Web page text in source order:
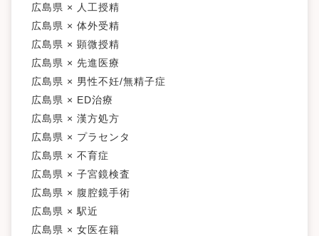
広島県 × 人工授精
広島県 × 体外受精
広島県 × 顕微授精
広島県 × 先進医療
広島県 × 男性不妊/無精子症
広島県 × ED治療
広島県 × 漢方処方
広島県 × プラセンタ
広島県 × 不育症
広島県 × 子宮鏡検査
広島県 × 腹腔鏡手術
広島県 × 駅近
広島県 × 女医在籍